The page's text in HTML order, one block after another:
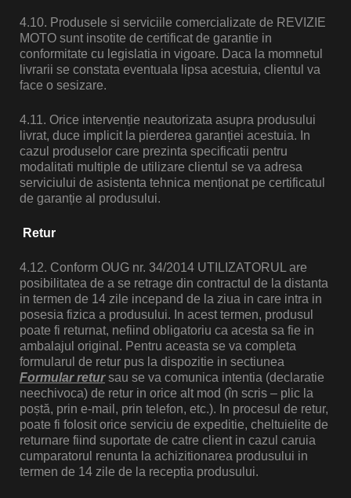
4.10. Produsele si serviciile comercializate de REVIZIE
MOTO sunt insotite de certificat de garantie in
conformitate cu legislatia in vigoare. Daca la momnetul
livrarii se constata eventuala lipsa acestuia, clientul va
face o sesizare.
4.11. Orice intervenție neautorizata asupra produsului
livrat, duce implicit la pierderea garanției acestuia. In
cazul produselor care prezinta specificatii pentru
modalitati multiple de utilizare clientul se va adresa
serviciului de asistenta tehnica menționat pe certificatul
de garanție al produsului.
Retur
4.12. Conform OUG nr. 34/2014 UTILIZATORUL are
posibilitatea de a se retrage din contractul de la distanta
in termen de 14 zile incepand de la ziua in care intra in
posesia fizica a produsului. In acest termen, produsul
poate fi returnat, nefiind obligatoriu ca acesta sa fie in
ambalajul original. Pentru aceasta se va completa
formularul de retur pus la dispozitie in sectiunea
Formular retur sau se va comunica intentia (declaratie
neechivoca) de retur in orice alt mod (în scris – plic la
poștă, prin e-mail, prin telefon, etc.). In procesul de retur,
poate fi folosit orice serviciu de expeditie, cheltuielite de
returnare fiind suportate de catre client in cazul caruia
cumparatorul renunta la achizitionarea produsului in
termen de 14 zile de la receptia produsului.